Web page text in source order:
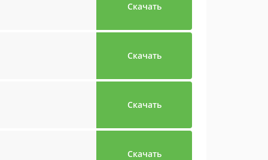
Скачать
Скачать
Скачать
Скачать